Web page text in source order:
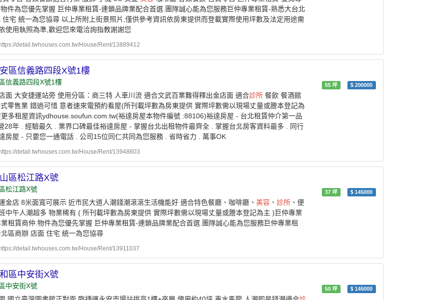
件為您優先掌握 巨仲專業租賃-連鎖品牌業配合首選.團隊誠心能為您服務巨仲專業租賃-熟悉大台北
住宅 統一為您協尋 以上所附上街景照片,僅供參考資訊依房東提供而登載實際使用坪數及法定用途需
使用執照為準,歡迎您來電洽詢指教謝謝您
detail.twhouses.com.tw/House/Rent/13889412
區信義路四段X號1樓
55坪 $200000
信義路四段X號1樓
面 大安捷運站旁 使用分區：商三特 人車川流 適合文武百業難得釋出金店面 適合診所 餐飲 餐酒館
零售業 錯過可惜 意者速來電預約看屋(所刊載坪數為房東提供 實際坪數需以現場丈量或謄本登記為
多租屋資訊ydhouse.soufun.com.tw(裕達房屋本物件編號 :88106)裕達房屋 - 台北租賃仲介第一品
28年 . 經驗最久 . 業界口碑最佳裕達房屋 - 掌握台北出租物件最齊全 . 掌握台北房客資料最多 . 同行
房屋 - 只要您一通電話 . 公司15位同仁共同為您服務 . 省時省力 . 萬事OK
detail.twhouses.com.tw/House/Rent/13948603
區松江路X號
37坪 $145000
松江路X號
金店 8米面寬可展示 近市民大道人潮錢潮滾滾生活機能好 適合特色餐廳、咖啡廳、 美容 、 診所 、便
中午人潮超多 物業稀有 ( 所刊載坪數為房東提供 實際坪數需以現場丈量或謄本登記為主 )巨仲專業
租賃商仲.物件為您優先掌握 巨仲專業租賃-連鎖品牌業配合首選.團隊誠心能為您服務巨仲專業租
區商辦 店面 住宅 統一為您協尋
detail.twhouses.com.tw/House/Rent/13911037
區中安街X號
50坪 $145000
中安街X號